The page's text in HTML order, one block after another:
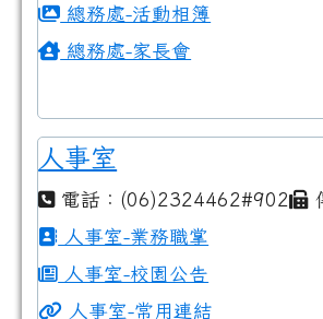
總務處-活動相簿
總務處-家長會
人事室
電話：(06)2324462#902
人事室-業務職掌
人事室-校園公告
人事室-常用連結